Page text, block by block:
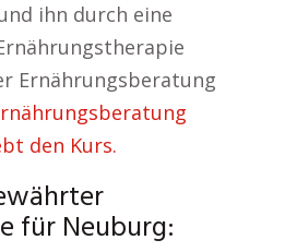
ihn durch eine
Ernährungsberatung
den Kurs.
für Neuburg: